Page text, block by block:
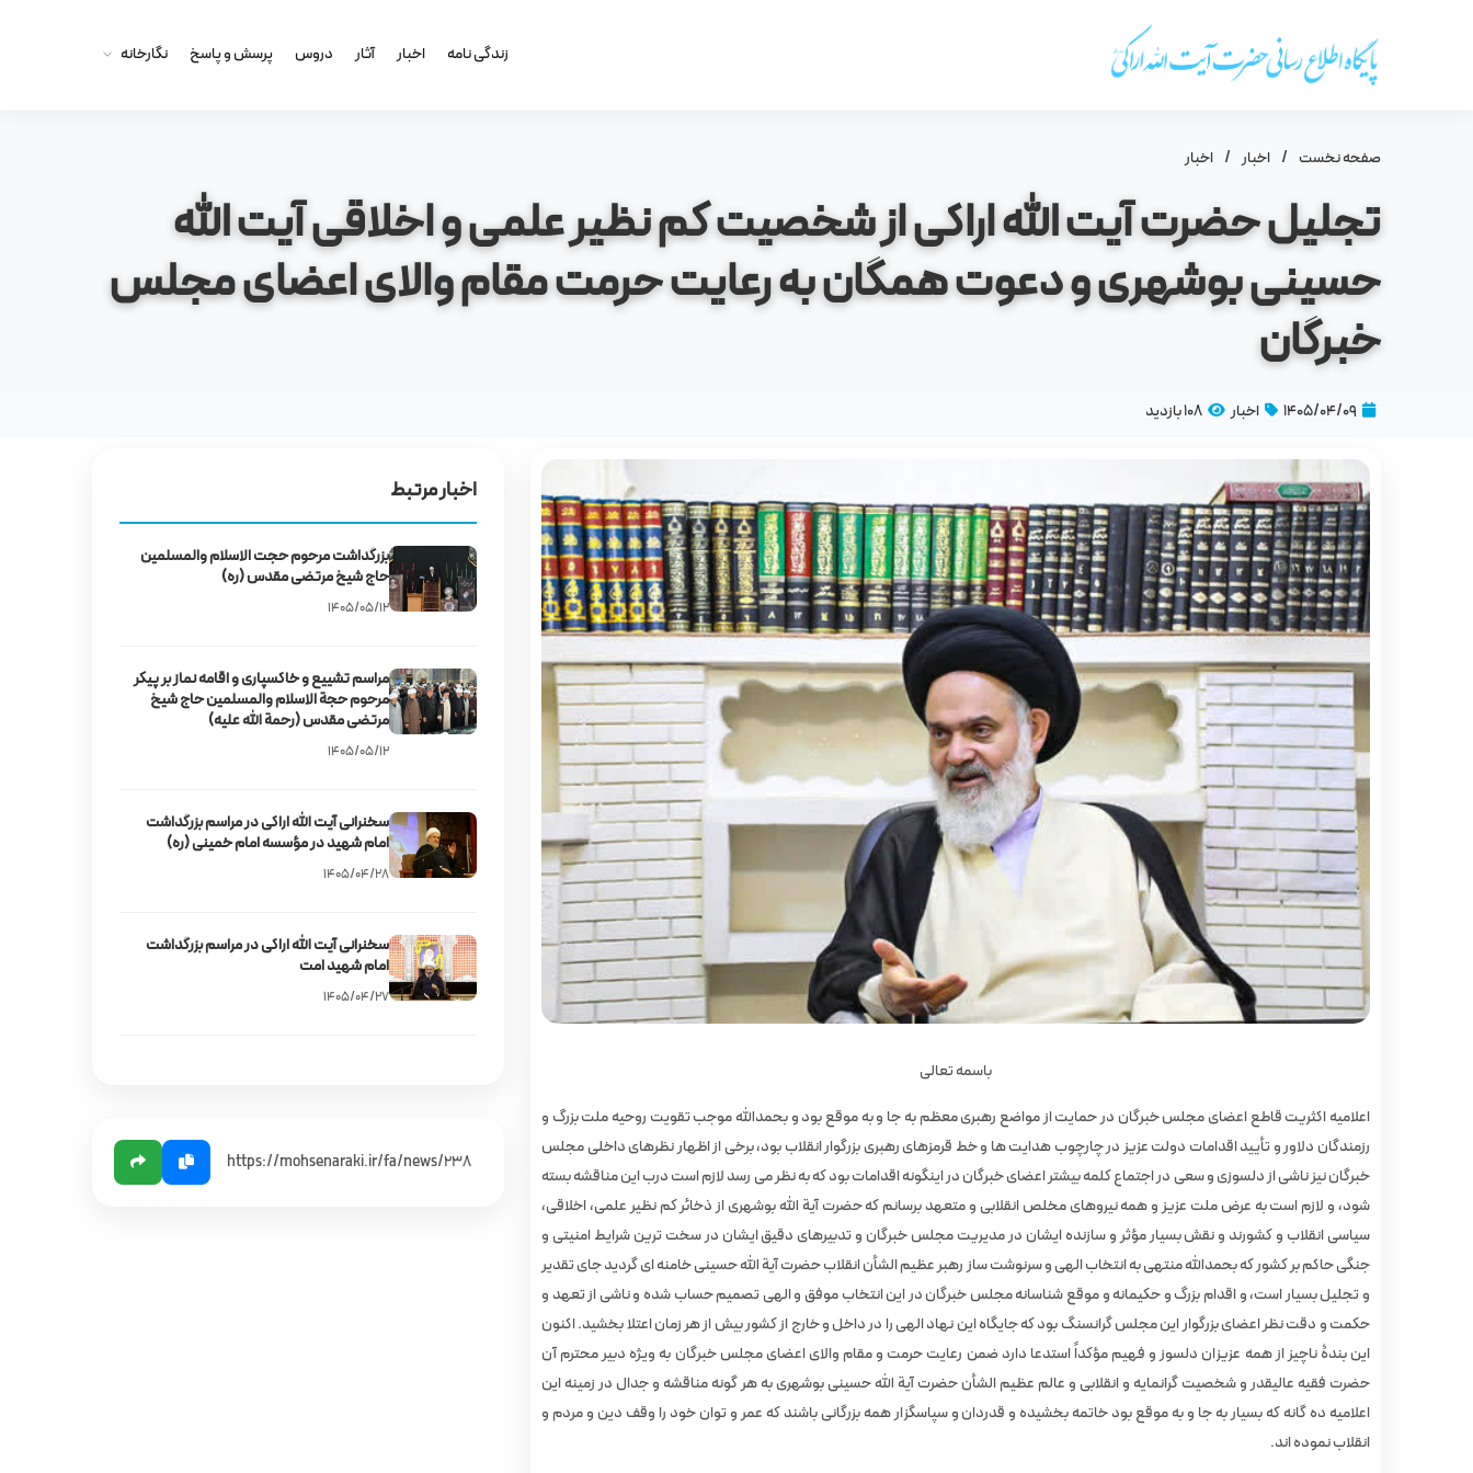
زندگى نامه اخبار آثار دروس پرسش و پاسخ نگارخانه
صفحه نخست / اخبار / اخبار
تجلیل حضرت آیت‌ الله اراکی از شخصیت کم نظیر علمی و اخلاقی آیت الله
حسینی بوشهری و دعوت همگان به رعایت حرمت مقام والای اعضای مجلس
خبرگان
۱۴۰۵/۰۴/۰۹ اخبار 108 بازدید
باسمه تعالی
اعلامیه اکثریت قاطع اعضای مجلس خبرگان در حمایت از مواضع رهبری معظم به جا و به موقع بود و بحمدالله موجب تقویت روحیه ملت بزرگ و
رزمندگان دلاور و تأیید اقدامات دولت عزیز در چارچوب هدایت ها و خط قرمزهای رهبری بزرگوار انقلاب بود، برخی از اظهار نظرهای داخلی مجلس
خبرگان نیز ناشی از دلسوزی و سعی در اجتماع کلمه بیشتر اعضای خبرگان در اینگونه اقدامات بود که به نظر می رسد لازم است درب این مناقشه بسته
شود، و لازم است به عرض ملت عزیز و همه نیروهای مخلص انقلابی و متعهد برسانم که حضرت آیة الله بوشهری از ذخائر کم نظیر علمی، اخلاقی،
سیاسی انقلاب و کشورند و نقش بسیار مؤثر و سازنده ایشان در مدیریت مجلس خبرگان و تدبیرهای دقیق ایشان در سخت ترین شرایط امنیتی و
جنگی حاکم بر کشور که بحمدالله منتهی به انتخاب الهی و سرنوشت ساز رهبر عظیم الشأن انقلاب حضرت آیة الله حسینی خامنه ای گردید جای تقدیر
و تجلیل بسیار است، و اقدام بزرگ و حکیمانه و موقع شناسانه مجلس خبرگان در این انتخاب موفق و الهی تصمیم حساب شده و ناشی از تعهد و
حکمت و دقت نظر اعضای بزرگوار این مجلس گرانسنگ بود که جایگاه این نهاد الهی را در داخل و خارج از کشور بیش از هر زمان اعتلا بخشید. اکنون
این بندۀ ناچیز از همه عزیزان دلسوز و فهیم مؤکداً استدعا دارد ضمن رعایت حرمت و مقام والای اعضای مجلس خبرگان به ویژه دبیر محترم آن
حضرت فقیه عالیقدر و شخصیت گرانمایه و انقلابی و عالم عظیم الشأن حضرت آیة الله حسینی بوشهری به هر گونه مناقشه و جدال در زمینه این
اعلامیه ده گانه که بسیار به جا و به موقع بود خاتمه بخشیده و قدردان و سپاسگزار همه بزرگانی باشند که عمر و توان خود را وقف دین و مردم و
انقلاب نموده اند.
اخبار مرتبط
بزرگداشت مرحوم حجت‌ الاسلام والمسلمین
حاج شیخ مرتضی مقدس (ره)
۱۴۰۵/۰۵/۱۲
مراسم تشییع و خاکسپاری و اقامه نماز بر پیکر
مرحوم حجة الاسلام والمسلمین حاج شیخ
مرتضی مقدس (رحمة الله علیه)
۱۴۰۵/۰۵/۱۲
سخنرانی آیت‌ الله اراکی در مراسم بزرگداشت
امام شهید در مؤسسه امام خمینی (ره)
۱۴۰۵/۰۴/۲۸
سخنرانی آیت‌ الله اراکی در مراسم بزرگداشت
امام شهید امت
۱۴۰۵/۰۴/۲۷